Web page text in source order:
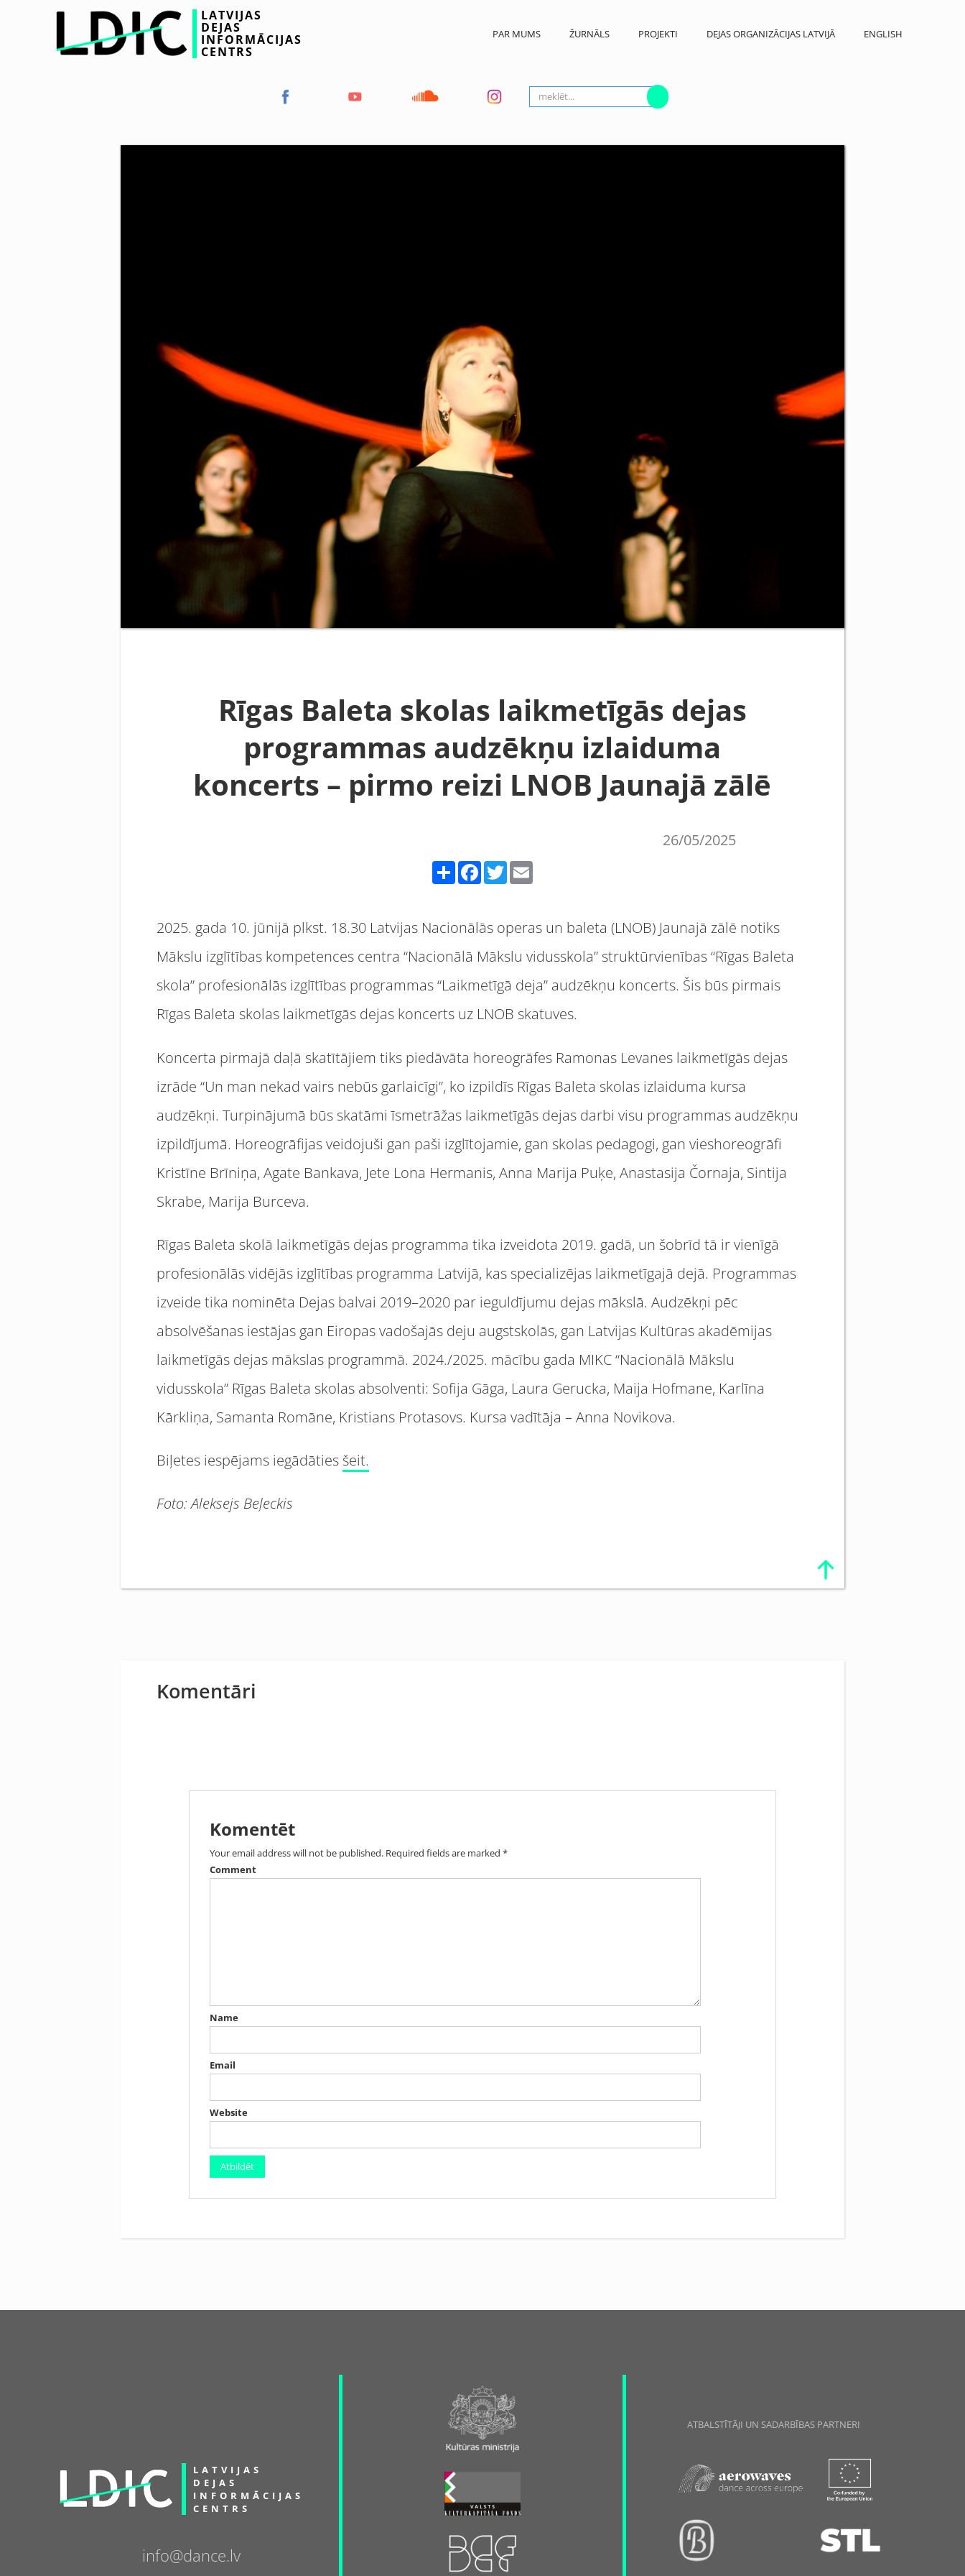
LATVIJAS
DEJAS
INFORMĀCIJAS
CENTRS
PAR MUMS ŽURNĀLS PROJEKTI DEJAS ORGANIZĀCIJAS LATVIJĀ ENGLISH
Rīgas Baleta skolas laikmetīgās dejas
programmas audzēkņu izlaiduma
koncerts – pirmo reizi LNOB Jaunajā zālē
26/05/2025
Share FacebookTwitter
2025. gada 10. jūnijā plkst. 18.30 Latvijas Nacionālās operas un baleta (LNOB) Jaunajā zālē notiks
Mākslu izglītības kompetences centra “Nacionālā Mākslu vidusskola” struktūrvienības “Rīgas Baleta
skola” profesionālās izglītības programmas “Laikmetīgā deja” audzēkņu koncerts. Šis būs pirmais
Rīgas Baleta skolas laikmetīgās dejas koncerts uz LNOB skatuves.
Koncerta pirmajā daļā skatītājiem tiks piedāvāta horeogrāfes Ramonas Levanes laikmetīgās dejas
izrāde “Un man nekad vairs nebūs garlaicīgi”, ko izpildīs Rīgas Baleta skolas izlaiduma kursa
audzēkņi. Turpinājumā būs skatāmi īsmetrāžas laikmetīgās dejas darbi visu programmas audzēkņu
izpildījumā. Horeogrāfijas veidojuši gan paši izglītojamie, gan skolas pedagogi, gan vieshoreogrāfi
Kristīne Brīniņa, Agate Bankava, Jete Lona Hermanis, Anna Marija Puķe, Anastasija Čornaja, Sintija
Skrabe, Marija Burceva.
Rīgas Baleta skolā laikmetīgās dejas programma tika izveidota 2019. gadā, un šobrīd tā ir vienīgā
profesionālās vidējās izglītības programma Latvijā, kas specializējas laikmetīgajā dejā. Programmas
izveide tika nominēta Dejas balvai 2019–2020 par ieguldījumu dejas mākslā. Audzēkņi pēc
absolvēšanas iestājas gan Eiropas vadošajās deju augstskolās, gan Latvijas Kultūras akadēmijas
laikmetīgās dejas mākslas programmā. 2024./2025. mācību gada MIKC “Nacionālā Mākslu
vidusskola” Rīgas Baleta skolas absolventi: Sofija Gāga, Laura Gerucka, Maija Hofmane, Karlīna
Kārkliņa, Samanta Romāne, Kristians Protasovs. Kursa vadītāja – Anna Novikova.
Biļetes iespējams iegādāties šeit.
Foto: Aleksejs Beļeckis
Komentāri
Komentēt
Your email address will not be published. Required fields are marked *
Comment
Name
Email
Website
LATVIJAS
DEJAS
INFORMĀCIJAS
CENTRS
info@dance.lv
ATBALSTĪTĀJI UN SADARBĪBAS PARTNERI